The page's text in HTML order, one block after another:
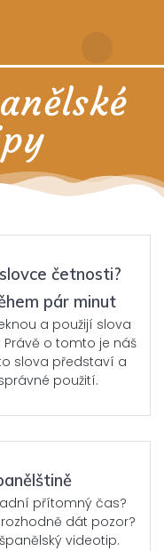
četnosti?
pár minut
a použijí slova
Právě o tomto je náš
slova představí a
použití.
přítomný čas?
dát pozor?
videotip.